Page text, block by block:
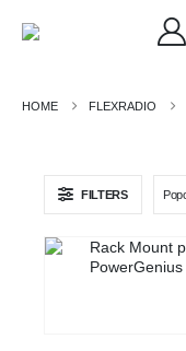
FLEXRADIO
FILTERS